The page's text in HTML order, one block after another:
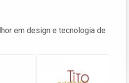
em design e tecnologia de